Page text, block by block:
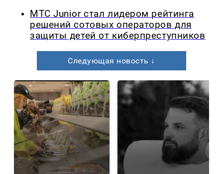
МТС Junior стал лидером рейтинга
решений сотовых операторов для
защиты детей от киберпреступников
Следующая новость ↓